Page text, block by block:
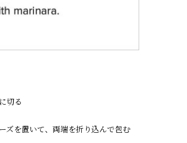
切る
ズを置いて、両端を折り込んで包む